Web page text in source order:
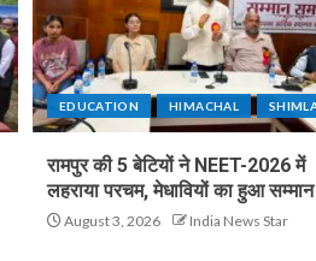
EDUCATION HIMACHAL
रामपुर की 5 बेटियों ने NEET-2026 में
लहराया परचम, मेधावियों का हुआ सम्मान
August 3, 2026 India News Star